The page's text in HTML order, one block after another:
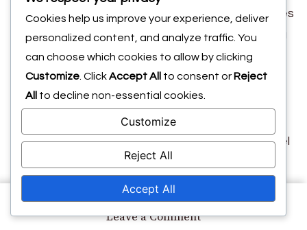
Leave a Commenton
s’inscrire pour l’événement, de suivre des comptes
officiels sur les réseaux sociaux ou de participer à
des défis désignés pour être éligibles aux prix.
De nombreux cadeaux exigent que les
participants accomplissent des tâches telles que
partager des publications, taguer des amis ou
créer du contenu lié à l’événement. Il est essentiel
de lire attentivement les instructions de
participation pour s’assurer que toutes les
exigences sont remplies pour une entrée valide.
Cookies help us improve your experience, deliver
personalized content, and analyze traffic. You
can choose which cookies to allow by clicking
Customize . ClickAccept All to consent or Reject
All
to decline non-essential cookies.
Customize
Reject All
Accept All